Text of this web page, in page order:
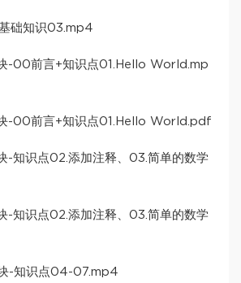
础知识03.mp4
-00前言+知识点01.Hello World.mp
-00前言+知识点01.Hello World.pdf
-知识点02.添加注释、03.简单的数学
-知识点02.添加注释、03.简单的数学
-知识点04-07.mp4